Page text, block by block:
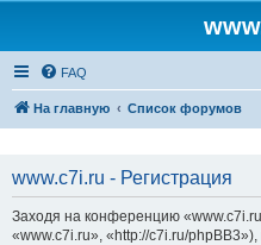
FAQ
На главную Список форумов
www.c7i.ru - Регистрация
Заходя на конференцию
«www.c7i.ru», «http://c7i.ru/